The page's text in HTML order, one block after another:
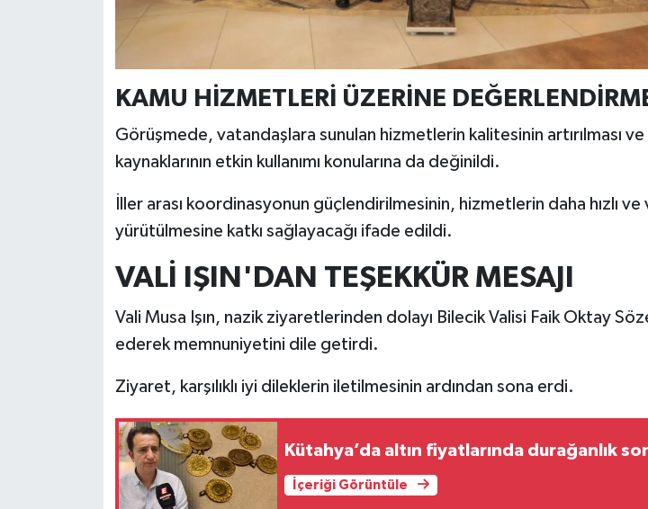
KAMU HİZMETLERİ ÜZERİNE
Görüşmede, vatandaşlara sunulan hizmetlerin kalitesinin artırılması ve
kaynaklarının etkin kullanımı konularına da değinildi.
İller arası koordinasyonun güçlendirilmesinin, hizmetlerin daha hızlı ve
yürütülmesine katkı sağlayacağı ifade edildi.
VALİ IŞIN'DAN TEŞEKKÜR MESAJI
Vali Musa Işın, nazik ziyaretlerinden dolayı Bilecik Valisi Faik Oktay
ederek memnuniyetini dile getirdi.
Ziyaret, karşılıklı iyi dileklerin iletilmesinin ardından sona erdi.
Kütahya’da altın fiyatlarında durağanlık
İçeriği Görüntüle
Teknoloji
Video Galeri
Yemek Tarifleri